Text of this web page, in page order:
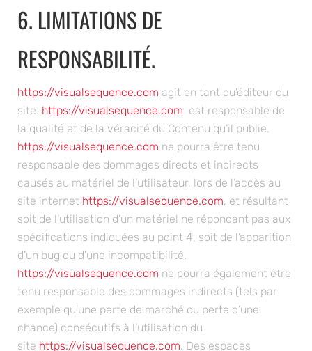
6. LIMITATIONS DE
RESPONSABILITÉ.
https://visualsequence.com agit en tant qu’éditeur du
site. https://visualsequence.com est responsable de
la qualité et de la véracité du Contenu qu’il publie.
https://visualsequence.com ne pourra être tenu
responsable des dommages directs et indirects
causés au matériel de l’utilisateur, lors de l’accès au
site internet https://visualsequence.com , et résultant
soit de l’utilisation d’un matériel ne répondant pas aux
spécifications indiquées au point 4, soit de l’apparition
d’un bug ou d’une incompatibilité.
https://visualsequence.com ne pourra également être
tenu responsable des dommages indirects (tels par
exemple qu’une perte de marché ou perte d’une
chance) consécutifs à l’utilisation du
site https://visualsequence.com . Des espaces